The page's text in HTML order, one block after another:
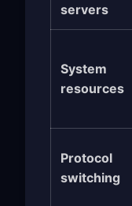
servers
System
resources
Protocol
switching